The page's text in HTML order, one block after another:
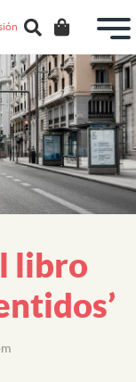
libro